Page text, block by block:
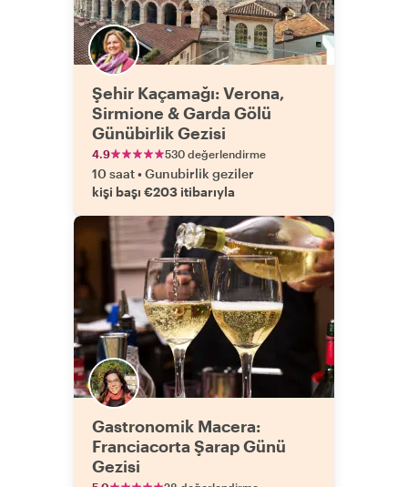
Şehir Kaçamağı: Verona,
Sirmione & Garda Gölü
Günübirlik Gezisi
4.9 530 değerlendirme
10 saat•Gunubirlik geziler
kişi başı €203 itibarıyla
Gastronomik Macera:
Franciacorta Şarap Günü
Gezisi